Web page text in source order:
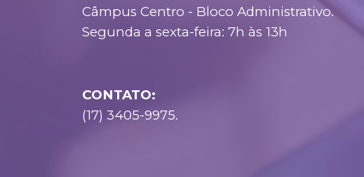
Câmpus Centro - Bloco Administrativo.
Segunda a sexta-feira: 7h às 13h
CONTATO:
(17) 3405-9975.